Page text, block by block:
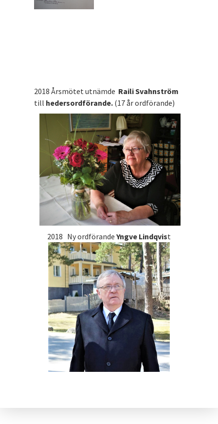
2018 Årsmötet utnämde Raili Svahnström
till hedersordförande. (17 år ordförande)
2018 Ny ordförande Yngve Lindqvist